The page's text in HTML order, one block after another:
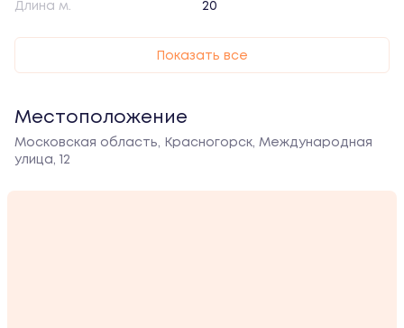
Длина м. 20
Показать все
Местоположение
Московская область, Красногорск, Международная
улица, 12